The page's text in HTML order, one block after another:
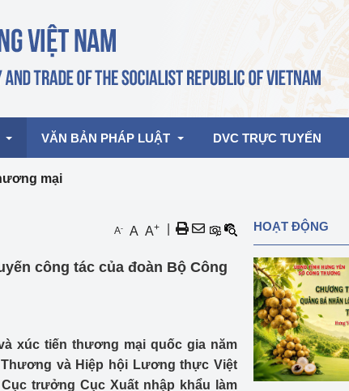
Hoạt động của Lãnh đạo Bộ
Việt Nam 2026
của Bộ trưởng
- Công luận
Họp báo
VĂN BẢN PHÁP LUẬT DVC TRỰC TUYẾN
mại
A- A A+
công tác của đoàn Bộ Công
xúc tiến thương mại quốc gia năm
và Hiệp hội Lương thực Việt
trưởng Cục Xuất nhập khẩu làm
HOẠT ĐỘNG